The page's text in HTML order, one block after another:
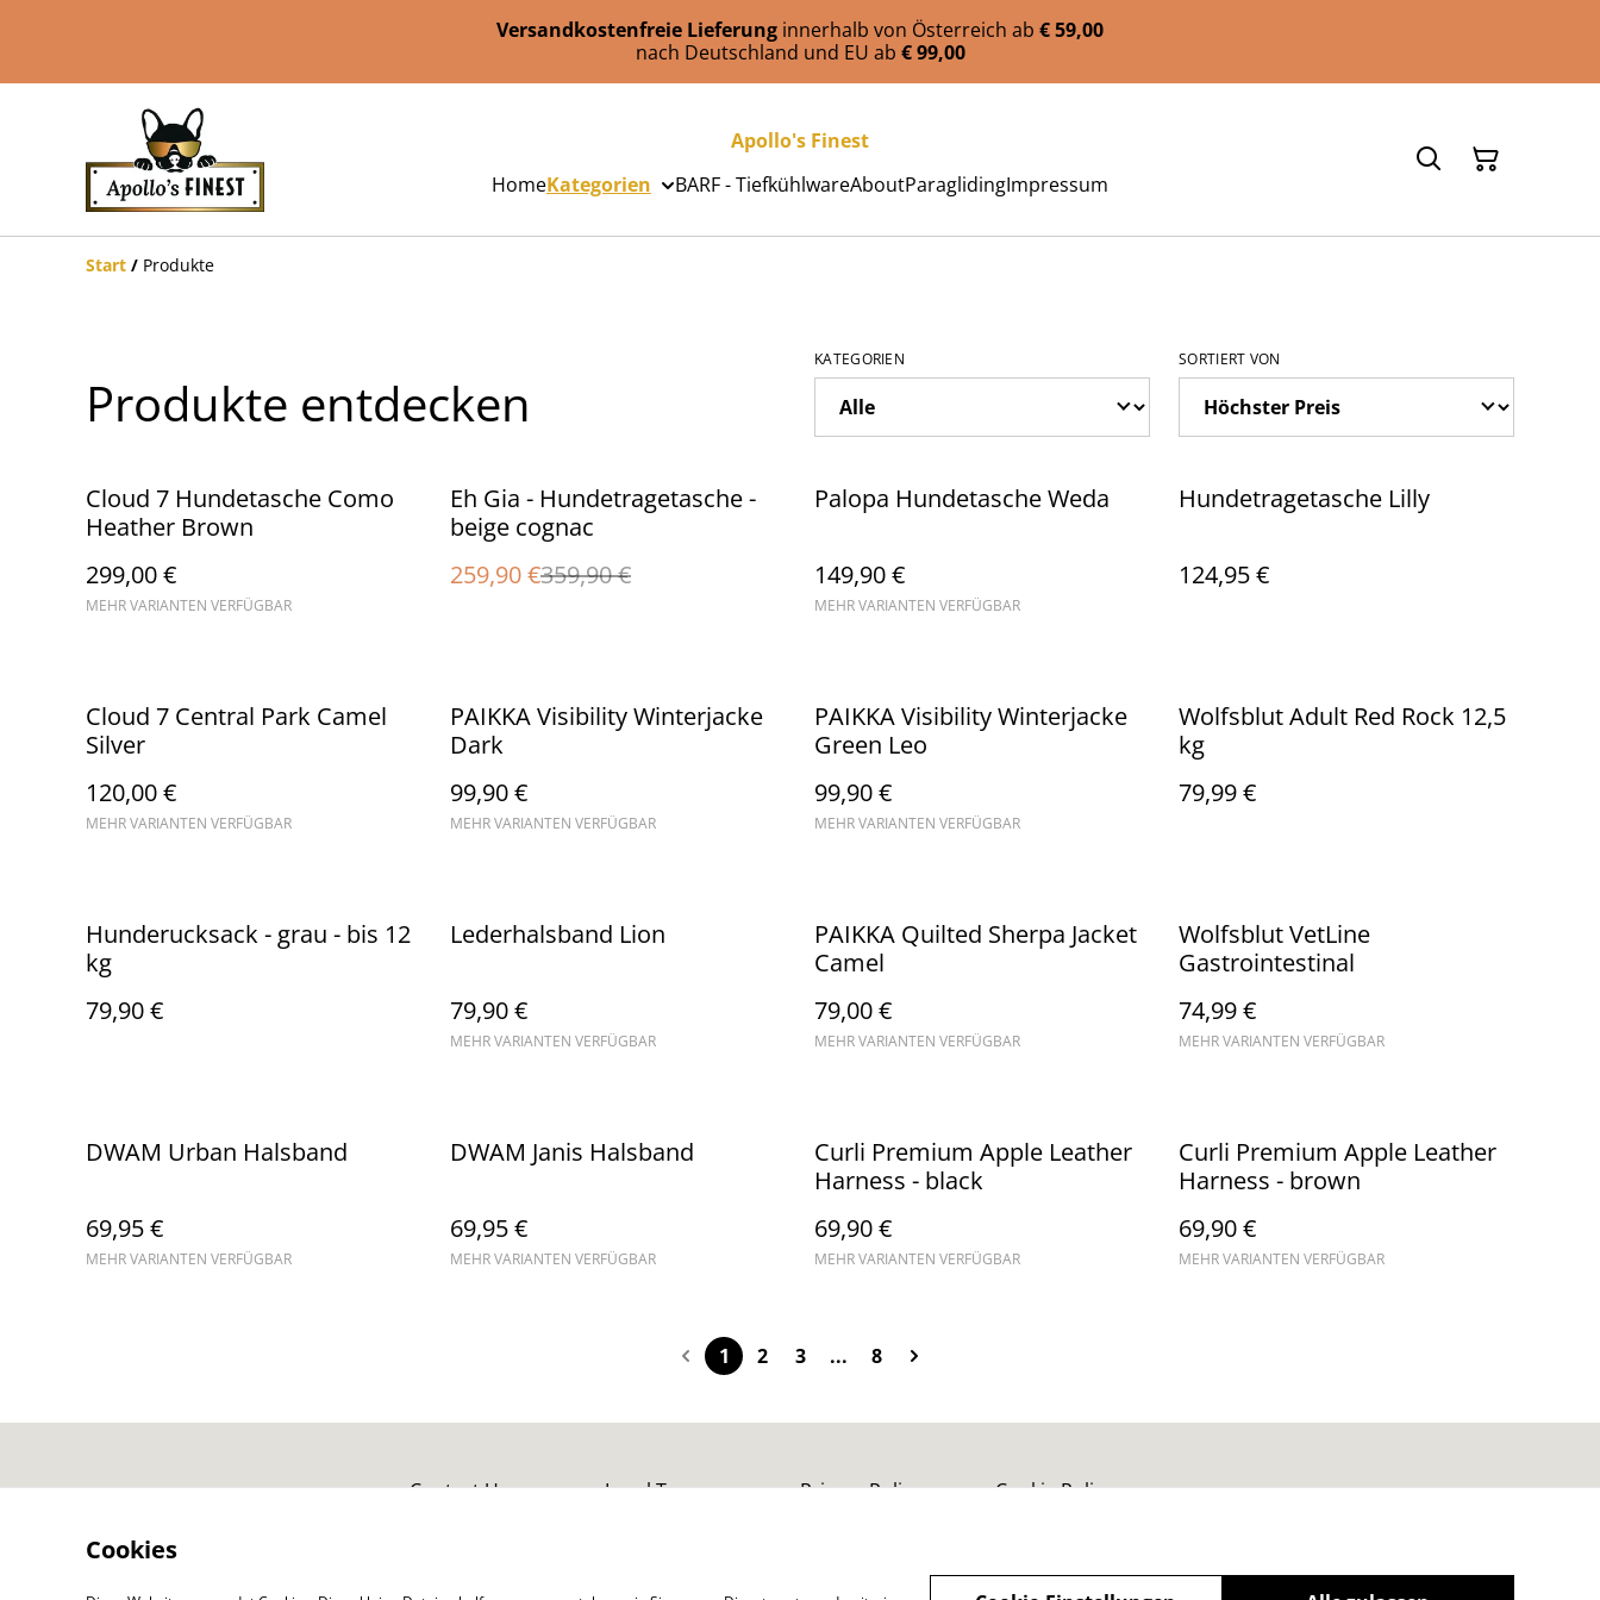
Versandkostenfreie Lieferung innerhalb von Österreich ab € 59,00
nach Deutschland und EU ab € 99,00
Apollo's Finest
HomeKategorien BARF - TiefkühlwareAboutParaglidingImpressum
Start / Produkte
Produkte entdecken
KATEGORIEN SORTIERT VON
Cloud 7 Hundetasche Como
Heather Brown
299,00 €
MEHR VARIANTEN VERFÜGBAR
%
Eh Gia - Hundetragetasche -
beige cognac
259,90 €359,90 €
Palopa Hundetasche Weda
149,90 €
MEHR VARIANTEN VERFÜGBAR
Hundetragetasche Lilly
124,95 €
Cloud 7 Central Park Camel
Silver
120,00 €
MEHR VARIANTEN VERFÜGBAR
PAIKKA Visibility Winterjacke
Dark
99,90 €
MEHR VARIANTEN VERFÜGBAR
PAIKKA Visibility Winterjacke
Green Leo
99,90 €
MEHR VARIANTEN VERFÜGBAR
Wolfsblut Adult Red Rock 12,5
kg
79,99 €
Hunderucksack - grau - bis 12
kg
79,90 €
Lederhalsband Lion
79,90 €
MEHR VARIANTEN VERFÜGBAR
PAIKKA Quilted Sherpa Jacket
Camel
79,00 €
MEHR VARIANTEN VERFÜGBAR
Wolfsblut VetLine
Gastrointestinal
74,99 €
MEHR VARIANTEN VERFÜGBAR
DWAM Urban Halsband
69,95 €
MEHR VARIANTEN VERFÜGBAR
DWAM Janis Halsband
69,95 €
MEHR VARIANTEN VERFÜGBAR
Curli Premium Apple Leather
Harness - black
69,90 €
MEHR VARIANTEN VERFÜGBAR
Curli Premium Apple Leather
Harness - brown
69,90 €
MEHR VARIANTEN VERFÜGBAR
1 2 3 ... 8
Contact Us Legal Terms Privacy Policy Cookie Policy
Cookies